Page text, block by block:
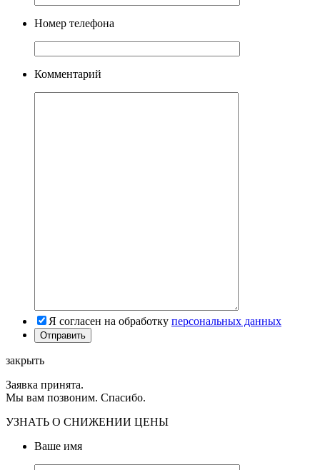
Номер телефона
Комментарий
Я согласен на обработку персональных данных
закрыть
Заявка принята.
Мы вам позвоним. Спасибо.
УЗНАТЬ О СНИЖЕНИИ ЦЕНЫ
Ваше имя